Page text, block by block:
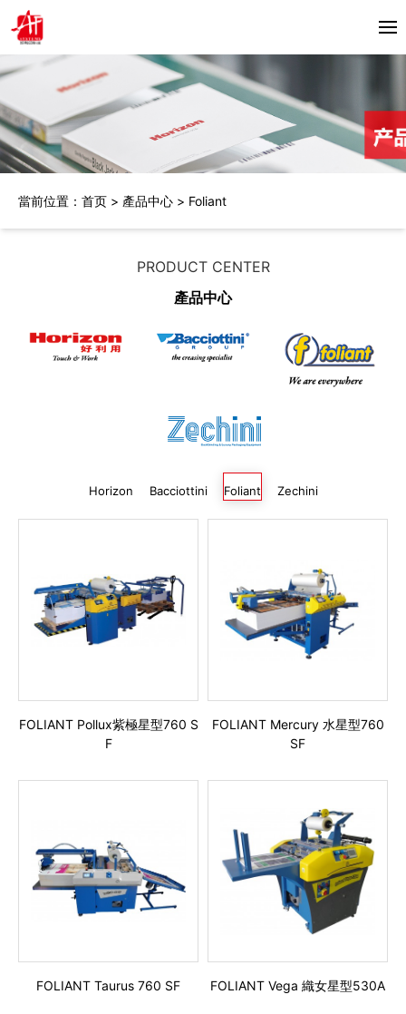
首頁
產品中心
Horizon
Foliant
Zechini
合作夥伴
解決方案
新聞資訊
公司動態
代理商信息
聯繫我們
當前位置： 首页 > 產品中心 > Foliant
PRODUCT CENTER
產品中心
Horizon Bacciottini Foliant Zechini
FOLIANT Pollux紫極星型760 S
F
FOLIANT Mercury 水星型760
SF
FOLIANT Taurus 760 SF FOLIANT Vega 織女星型530A